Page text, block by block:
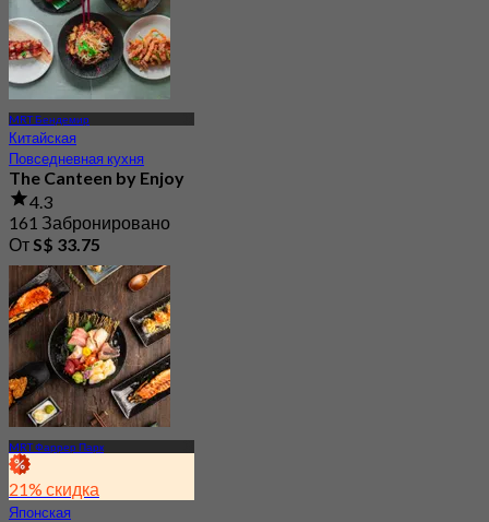
MRT Бендемир
Китайская
Повседневная кухня
The Canteen by Enjoy
4.3
161 Забронировано
ОтS$ 33.75
MRT Фаррер Парк
21% скидка
Японская